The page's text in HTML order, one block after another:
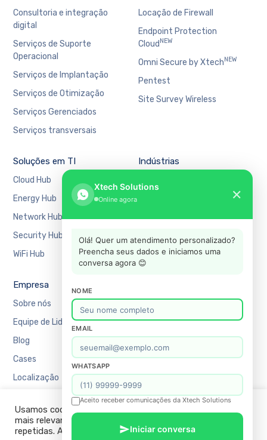
Consultoria e integração
digital
Serviços de Suporte
Operacional
Serviços de Implantação
Serviços de Otimização
Serviços Gerenciados
Serviços transversais
Locação de Firewall
Endpoint Protection
Cloud NEW
Omni Secure by Xtech NEW
Pentest
Site Survey Wireless
Soluções em TI
Cloud Hub
Energy Hub
Network Hub
Security Hub
WiFi Hub
Indústrias
Manufatura
Mercado Financeiro
Varejo
Empresa
Sobre nós
Equipe de Liderança
Blog
Cases
Localização
Recursos
Academy
Blog
Contato
FAQ
Política de Privacidade
Usamos cookies em nosso site para fornecer a experiência
mais relevante, lembrando suas preferências e visitas
repetidas. Ao clicar em “ACEITAR TODOS”, você concorda
Xtech Solutions
Online agora ✕
Olá! Quer um atendimento personalizado?
Preencha seus dados e iniciamos uma
conversa agora 😊
NOME
EMAIL
WHATSAPP
Aceito receber comunicações da Xtech Solutions
Iniciar conversa